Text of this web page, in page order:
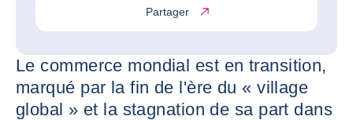
Partager
Le commerce mondial est en transition,
marqué par la fin de l'ère du « village
global » et la stagnation de sa part dans